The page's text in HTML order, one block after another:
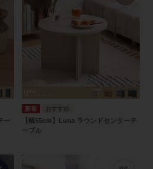
ー
【幅55cm】Luna ラウンドセンターテ
ーブル